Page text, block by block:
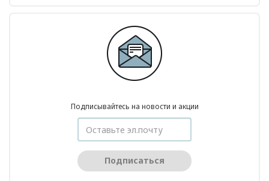
Подписывайтесь на новости и акции
Подписаться